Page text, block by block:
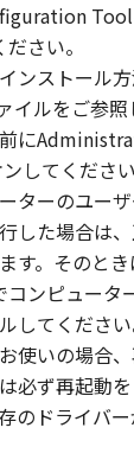
(2)に定める
ンのライセン
示たると黙示
ってお客様に
ありません。
使用許諾、譲
は貸与その
トウェア」
ソフトウェ
変、逆コン
ースエンジニ
。また第三
ません。
Tool
さい。
ンストール
イルをご参照
に
してください
ターのユー
した場合は
す。そのと
コンピュータ
してください
使いの場合
必ず再起動
のドライバ